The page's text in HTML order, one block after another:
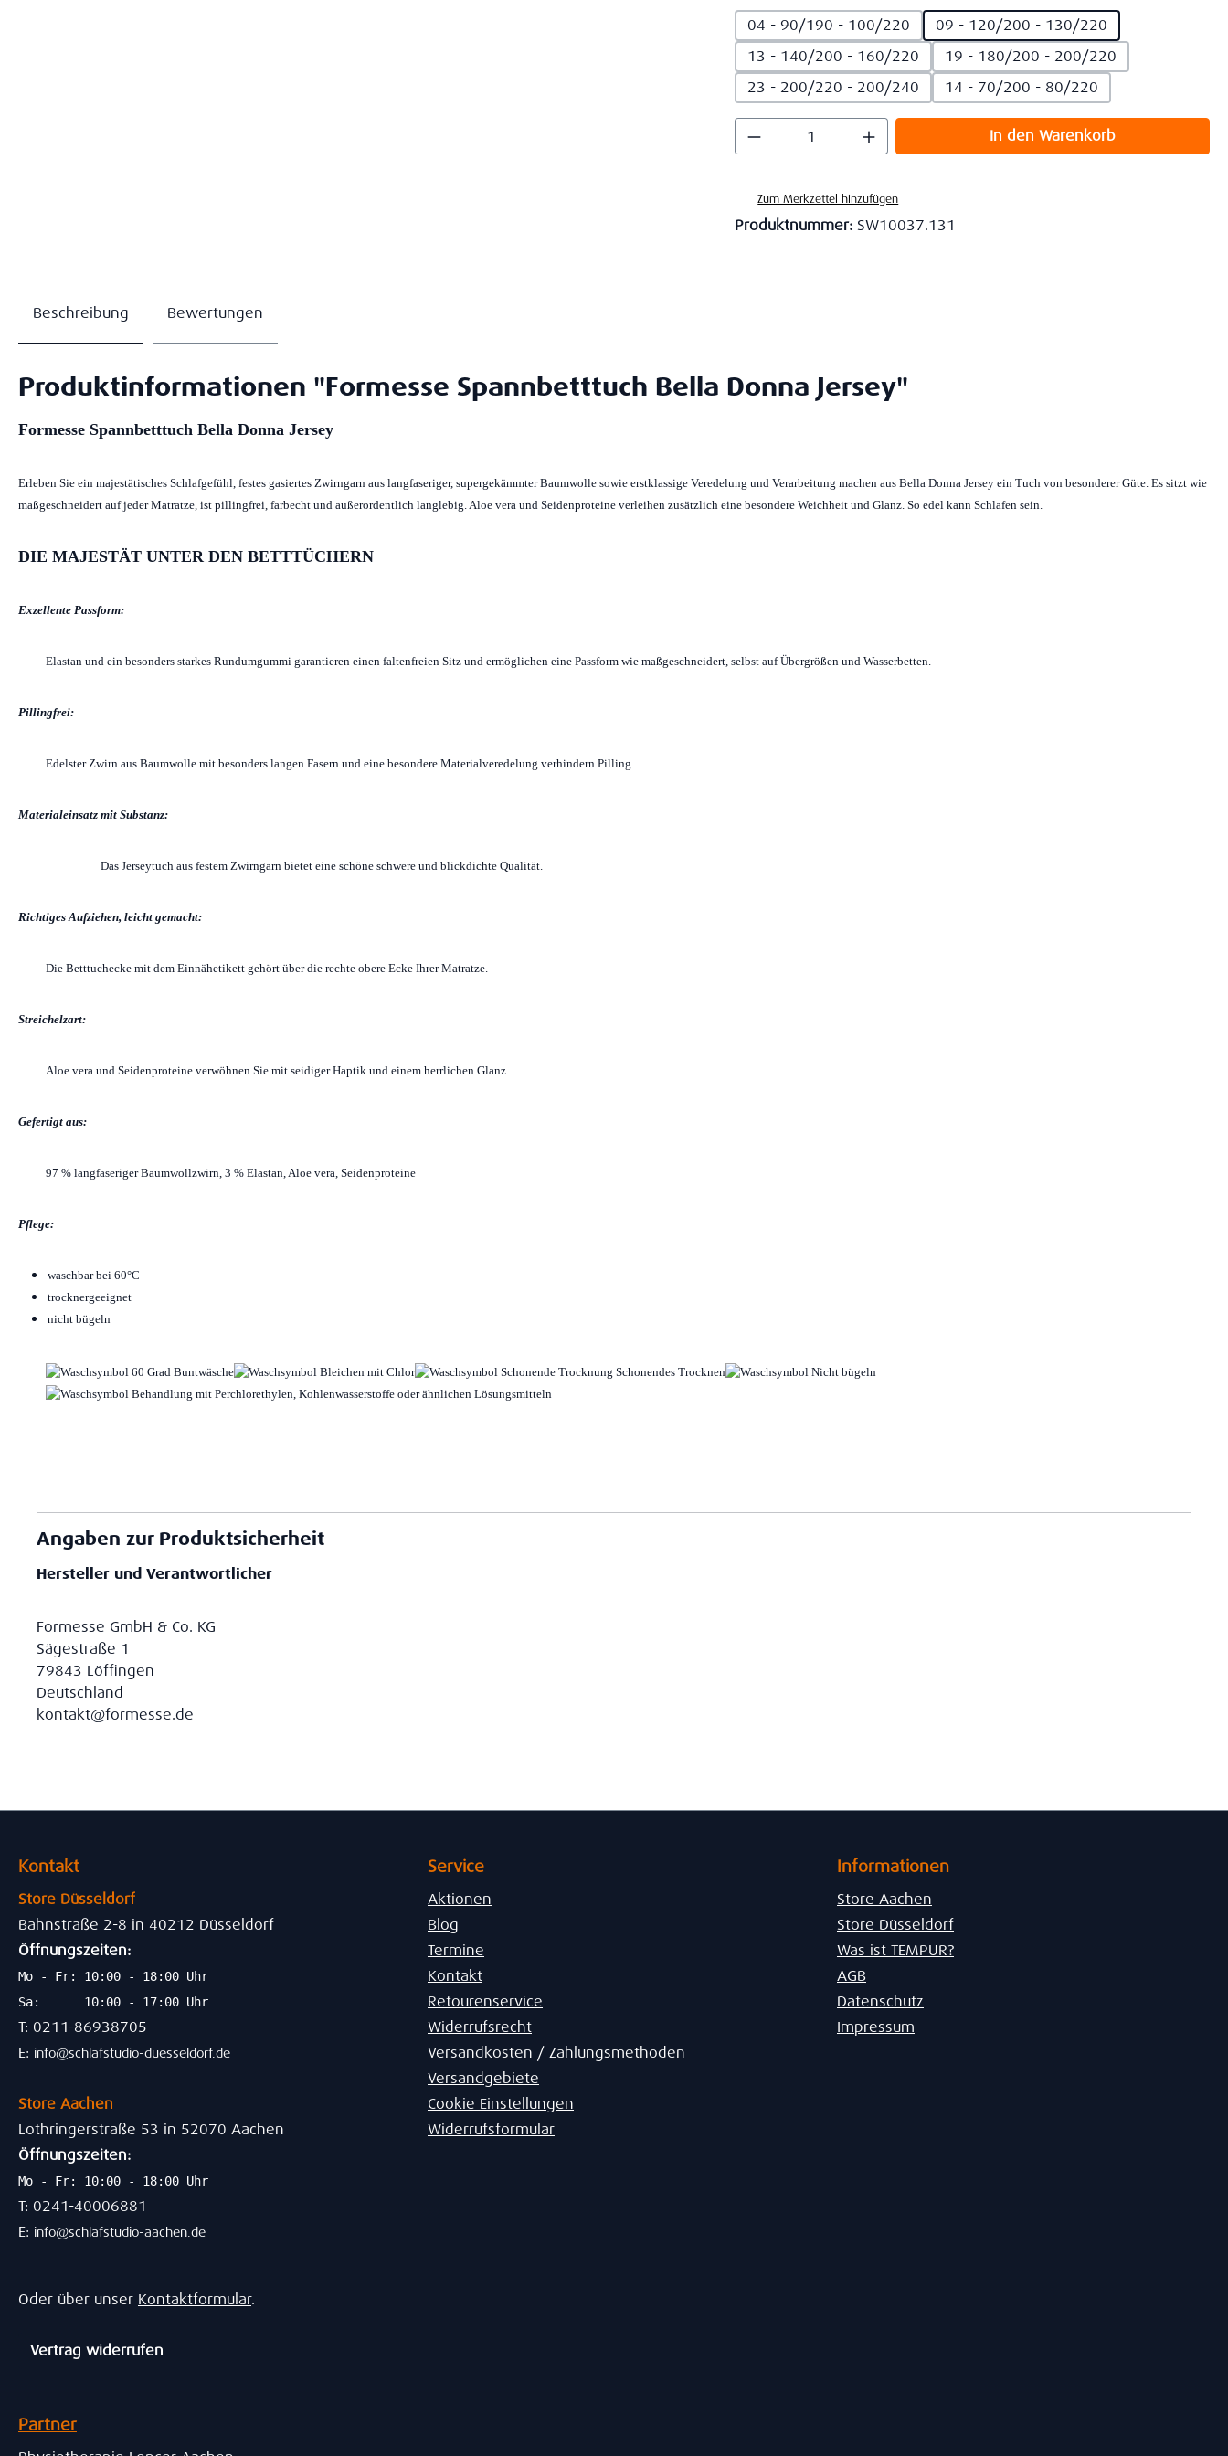
04 - 90/190 - 100/220
09 - 120/200 - 130/220
13 - 140/200 - 160/220
19 - 180/200 - 200/220
23 - 200/220 - 200/240
14 - 70/200 - 80/220
Produkt Anzahl: Gib den gewünschten Wert
In den Warenkorb
Zum Merkzettel hinzufügen
Produktnummer: SW10037.131
Beschreibung Bewertungen
Produktinformationen "Formesse Spannbetttuch Bella Donna Jersey"
Formesse Spannbetttuch Bella Donna Jersey
Erleben Sie ein majestätisches Schlafgefühl, festes gasiertes Zwirngarn aus langfaseriger, supergekämmter Baumwolle sowie erstklassige Veredelung und Verarbeitung machen aus Bella Donna Jersey ein Tuch von besonderer Güte. Es sitzt wie
maßgeschneidert auf jeder Matratze, ist pillingfrei, farbecht und außerordentlich langlebig. Aloe vera und Seidenproteine verleihen zusätzlich eine besondere Weichheit und Glanz. So edel kann Schlafen sein.
DIE MAJESTÄT UNTER DEN BETTTÜCHERN
Exzellente Passform:
Elastan und ein besonders starkes Rundumgummi garantieren einen faltenfreien Sitz und ermöglichen eine Passform wie maßgeschneidert, selbst auf Übergrößen und Wasserbetten.
Pillingfrei:
Edelster Zwirn aus Baumwolle mit besonders langen Fasern und eine besondere Materialveredelung verhindern Pilling.
Materialeinsatz mit Substanz:
Das Jerseytuch aus festem Zwirngarn bietet eine schöne schwere und blickdichte Qualität.
Richtiges Aufziehen, leicht gemacht:
Die Betttuchecke mit dem Einnähetikett gehört über die rechte obere Ecke Ihrer Matratze.
Streichelzart:
Aloe vera und Seidenproteine verwöhnen Sie mit seidiger Haptik und einem herrlichen Glanz
Gefertigt aus:
97 % langfaseriger Baumwollzwirn, 3 % Elastan, Aloe vera, Seidenproteine
Pflege:
waschbar bei 60°C
trocknergeeignet
nicht bügeln
Angaben zur Produktsicherheit
Hersteller und Verantwortlicher
Formesse GmbH & Co. KG
Sägestraße 1
79843 Löffingen
Deutschland
kontakt@formesse.de
Kontakt
Store Düsseldorf
Bahnstraße 2-8 in 40212 Düsseldorf
Öffnungszeiten:
Mo - Fr: 10:00 - 18:00 Uhr
Sa: 10:00 - 17:00 Uhr
T: 0211-86938705
E: info@schlafstudio-duesseldorf.de
Store Aachen
Lothringerstraße 53 in 52070 Aachen
Öffnungszeiten:
Mo - Fr: 10:00 - 18:00 Uhr
T: 0241-40006881
E: info@schlafstudio-aachen.de
Oder über unser Kontaktformular.
Vertrag widerrufen
Service
Aktionen
Blog
Termine
Kontakt
Retourenservice
Widerrufsrecht
Versandkosten / Zahlungsmethoden
Versandgebiete
Cookie Einstellungen
Widerrufsformular
Informationen
Store Aachen
Store Düsseldorf
Was ist TEMPUR?
AGB
Datenschutz
Impressum
Partner